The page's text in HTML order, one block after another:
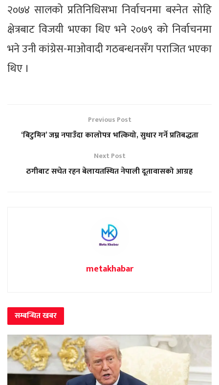
२०७४ सालको प्रतिनिधिसभा निर्वाचनमा बस्नेत सोहि
क्षेत्रबाट विजयी भएका थिए भने २०७९ को निर्वाचनमा
भने उनी कांग्रेस-माओवादी गठबन्धनसँग पराजित भएका
थिए ।
Previous Post
‘बिटुमिन’ जम्न नपाउँदा कालोपत्र भत्कियो, सुधार गर्ने प्रतिबद्धता
Next Post
ठगीबाट सचेत रहन बेलायतस्थित नेपाली दूतावासको आग्रह
metakhabar
सम्बन्धितखबर